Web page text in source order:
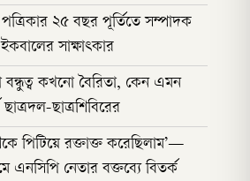
পত্রিকার ২৫ বছর পূর্তিতে সম্পাদক
সাক্ষাৎকার
কখনো বৈরিতা, কেন এমন
ছাত্রশিবিরের
পিটিয়ে রক্তাক্ত করেছিলাম’—
এনসিপি নেতার বক্তব্যে বিতর্ক